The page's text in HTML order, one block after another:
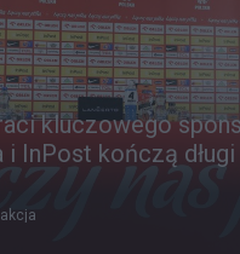
kluczowego
i InPost kończą